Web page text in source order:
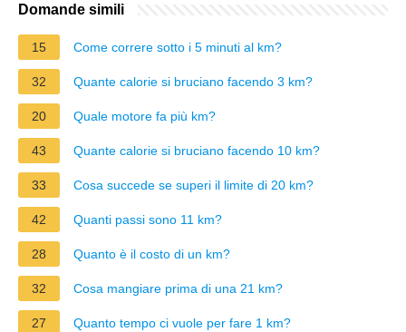
Domande simili
15 Come correre sotto i 5 minuti al km?
32 Quante calorie si bruciano facendo 3 km?
20 Quale motore fa più km?
43 Quante calorie si bruciano facendo 10 km?
33 Cosa succede se superi il limite di 20 km?
42 Quanti passi sono 11 km?
28 Quanto è il costo di un km?
32 Cosa mangiare prima di una 21 km?
27 Quanto tempo ci vuole per fare 1 km?